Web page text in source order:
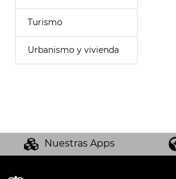
Turismo
Urbanismo y vivienda
Nuestras Apps